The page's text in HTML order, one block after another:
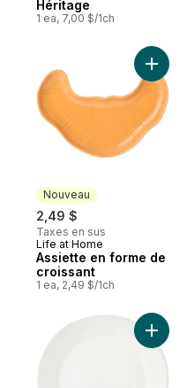
Héritage
1 ea, 7,00 $/1ch
Nouveau
2,49 $
Taxes en sus
Nouveau
Life at Home
Assiette en forme de
croissant
1 ea, 2,49 $/1ch